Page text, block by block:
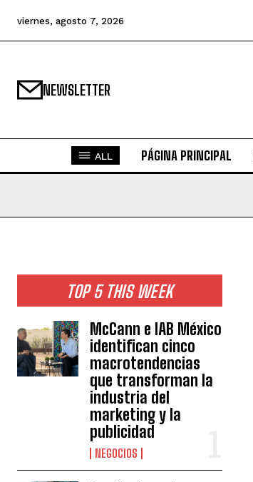
viernes, agosto 7, 2026
NEWSLETTER
ALL PÁGINA PRINCIPAL
TOP 5 THIS WEEK
McCann e IAB México
identifican cinco
macrotendencias
que transforman la
industria del
marketing y la
publicidad
NEGOCIOS